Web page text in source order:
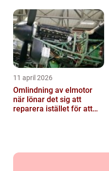
11 april 2026
Omlindning av elmotor
när lönar det sig att
reparera istället för att